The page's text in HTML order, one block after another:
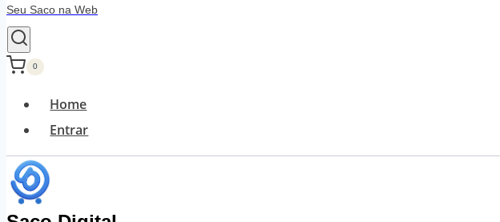
Seu Saco na Web
0
Home
Entrar